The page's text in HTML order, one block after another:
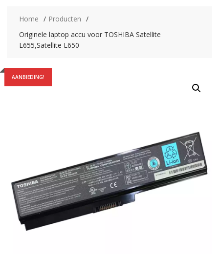
Home
Producten
Originele laptop accu voor TOSHIBA Satellite
L655,Satellite L650
AANBIEDING!